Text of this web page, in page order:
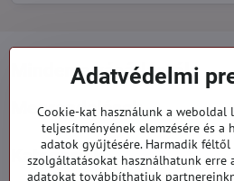
Minden a vásárlásról
Megrendelések
Kategóriák
Adatvédelmi
Cookie-kat használunk a weboldal
teljesítményének elemzésére és a
adatok gyűjtésére. Harmadik féltől
szolgáltatásokat használhatunk erre
adatokat továbbíthatjuk